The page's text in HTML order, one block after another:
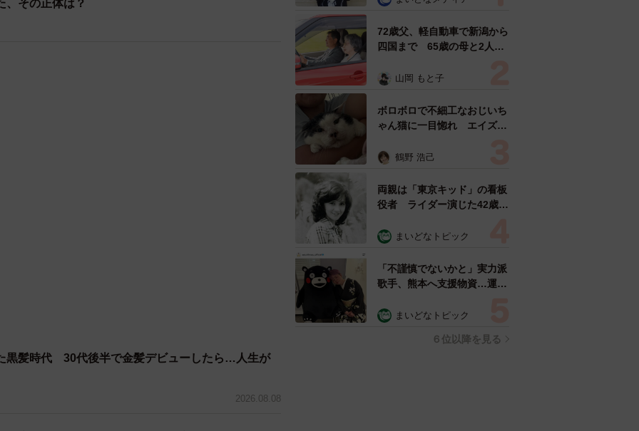
その正体は？
黒髪時代 30代後半で金髪デビューしたら…人生が
2026.08.08
72歳父、軽自動車で新潟から
四国まで 65歳の母と2人で
憩まで分刻み… 「大学生で
山岡 もと子
ボロボロで不細工なおじいち
ゃん猫に一目惚れ エイズだ
暮らすと「おじ猫」だって可
鶴野 浩己
両親は「東京キッド」の看板
役者 ライダー演じた42歳元
ングフォト」計画を明言
む」
まいどなトピック
「不謹慎でないかと」実力派
歌手、熊本へ支援物資…運搬
めらい 「痛いほど伝わる」
まいどなトピック
６位以降を見る